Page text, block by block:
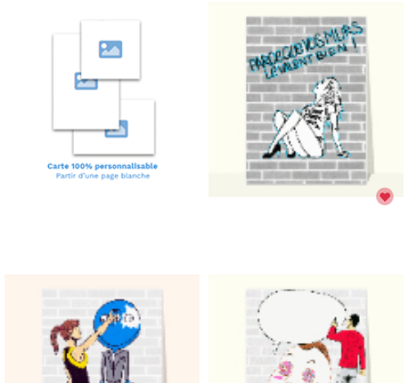
Comment ça marche :
Choisissez une carte street art personnalisable;
🎨 Personnalisez votre carte;
💳Payez votre commande;
Nous imprimons & postons votre carte;
Elle arrive chez vous ou chez vos destinataires.